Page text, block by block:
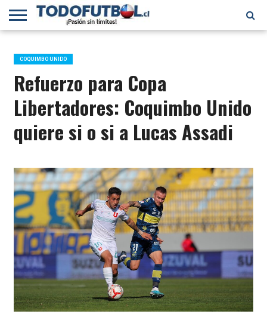
PRIMERA
B
SELECCIÓN
CHILENA
CHILENOS
EN EL
MUNDO
FÚTBOL
INTERNACIONAL
COQUIMBO UNIDO
Refuerzo para Copa
Libertadores: Coquimbo Unido
quiere si o si a Lucas Assadi